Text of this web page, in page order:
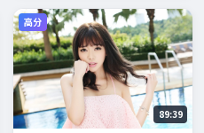
高分
89:39